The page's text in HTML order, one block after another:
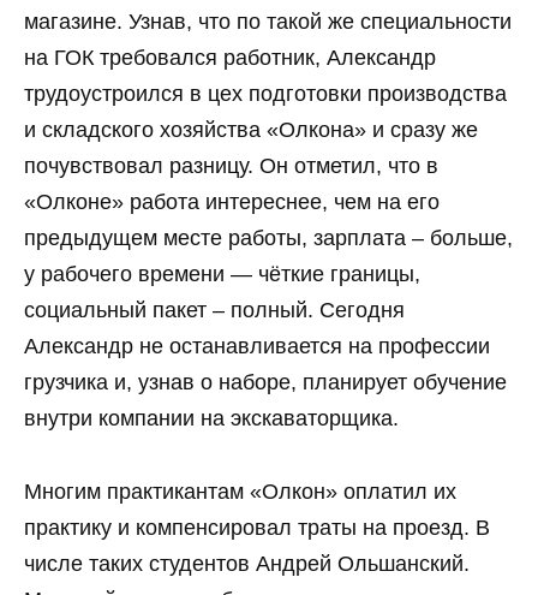
магазине. Узнав, что по такой же специальности
на ГОК требовался работник, Александр
трудоустроился в цех подготовки производства
и складского хозяйства «Олкона» и сразу же
почувствовал разницу. Он отметил, что в
«Олконе» работа интереснее, чем на его
предыдущем месте работы, зарплата – больше,
у рабочего времени — чёткие границы,
социальный пакет – полный. Сегодня
Александр не останавливается на профессии
грузчика и, узнав о наборе, планирует обучение
внутри компании на экскаваторщика.
Многим практикантам «Олкон» оплатил их
практику и компенсировал траты на проезд. В
числе таких студентов Андрей Ольшанский.